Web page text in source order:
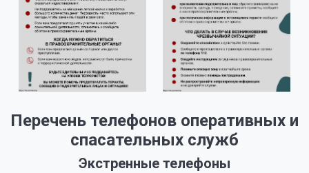
Перечень телефонов оперативных и
спасательных служб
Экстренные телефоны